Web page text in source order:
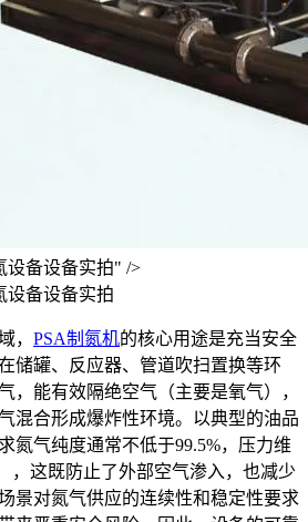
设备设备实拍" />
设备设备实拍
， PSA制氮机的核心用途是充当安全
储罐、反应器、管道吹扫置换等环
，能有效隔绝空气（主要是氧气），
混合形成爆炸性环境。以典型的油品
氮气纯度通常不低于99.5%，压力维
，这既防止了外部空气渗入，也减少
景对氮气供应的连续性和稳定性要求